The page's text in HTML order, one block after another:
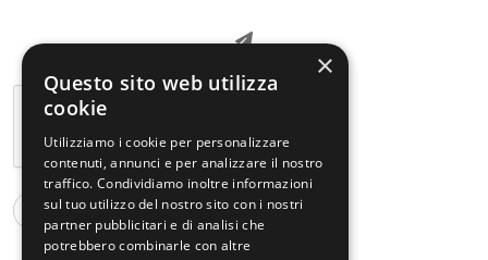
×
Questo sito web utilizza
cookie
Utilizziamo i cookie per personalizzare
contenuti, annunci e per analizzare il nostro
traffico. Condividiamo inoltre informazioni
sul tuo utilizzo del nostro sito con i nostri
partner pubblicitari e di analisi che
potrebbero combinarle con altre